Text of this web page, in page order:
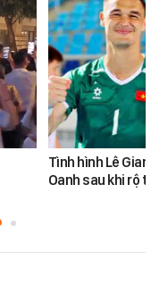
Tình hình Lê
Oanh sau khi rộ